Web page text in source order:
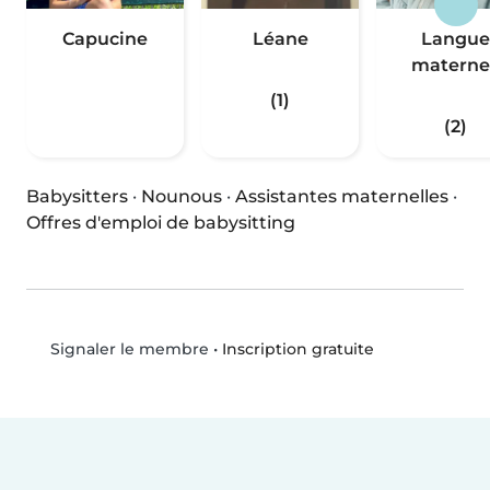
Capucine Léane
(1)
Langue
(2)
Babysitters · Nounous · Assistantes maternelles ·
Offres d'emploi de babysitting
Signaler le membre • Inscription gratuite